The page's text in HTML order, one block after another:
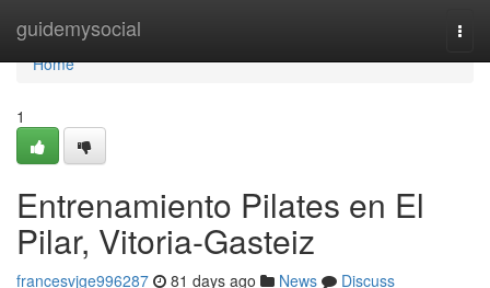
guidemysocial
Home
Home
1
Entrenamiento Pilates en El
Pilar, Vitoria-Gasteiz
francesvjge996287 81 days ago News
Discuss